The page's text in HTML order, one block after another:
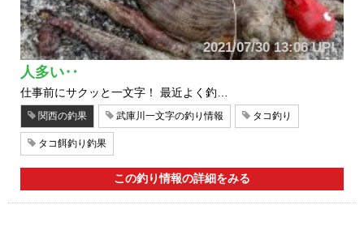
2021/07/30 13:06 UP!
人多い‥
仕事前にサクッと一文字！ 最近よく釣…
関西の釣果 武庫川一文字の釣り情報 タコ釣り
タコ餌釣り釣果
この釣り情報の詳細をみる